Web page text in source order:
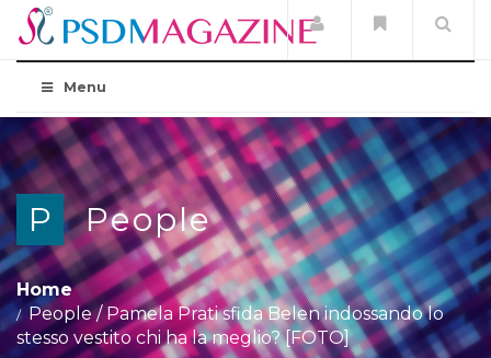
Menu
P People
Home
People /Pamela Prati sfida Belen indossando lo
stesso vestito chi ha la meglio? [FOTO]